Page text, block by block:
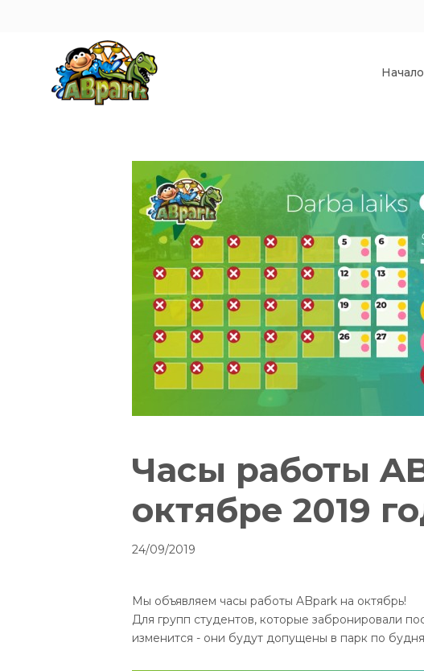
Начало
Часы работы
октябре 2019
24/09/2019
Мы объявляем часы работы ABpark на октябрь!
Для групп студентов, которые забронировали
изменится - они будут допущены в парк по